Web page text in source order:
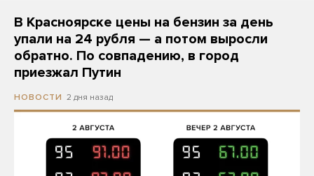
В Красноярске цены на бензин за день
упали на 24 рубля — а потом выросли
обратно. По совпадению, в город
приезжал Путин
НОВОСТИ 2 дня назад